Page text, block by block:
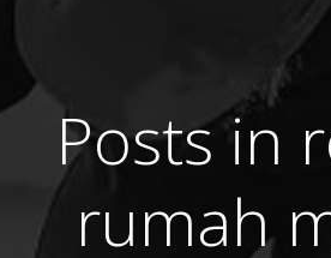
Posts in
rumah